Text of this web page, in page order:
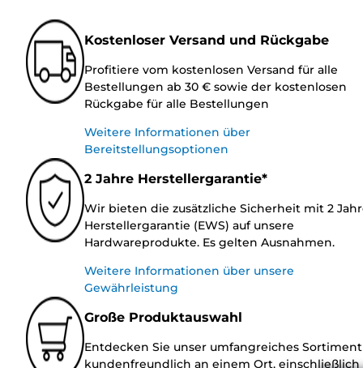
Kostenloser Versand und Rückgabe
Profitiere vom kostenlosen Versand für alle
Bestellungen ab 30 € sowie der kostenlosen
Rückgabe für alle Bestellungen
Weitere Informationen über
Bereitstellungsoptionen
2 Jahre Herstellergarantie*
Wir bieten die zusätzliche Sicherheit mit 2
Herstellergarantie (EWS) auf unsere
Hardwareprodukte. Es gelten Ausnahmen.
Weitere Informationen über unsere
Gewährleistung
Große Produktauswahl
Entdecken Sie unser umfangreiches Sortiment
kundenfreundlich an einem Ort, einschließlich